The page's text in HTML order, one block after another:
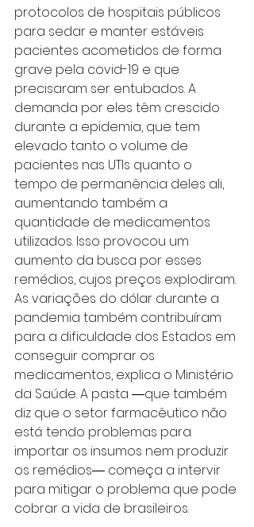
protocolos de hospitais públicos
para sedar e manter estáveis
pacientes acometidos de forma
grave pela covid-19 e que
precisaram ser entubados. A
demanda por eles têm crescido
durante a epidemia, que tem
elevado tanto o volume de
pacientes nas UTIs quanto o
tempo de permanência deles ali,
aumentando também a
quantidade de medicamentos
utilizados. Isso provocou um
aumento da busca por esses
remédios, cujos preços explodiram.
As variações do dólar durante a
pandemia também contribuíram
para a dificuldade dos Estados em
conseguir comprar os
medicamentos, explica o Ministério
da Saúde. A pasta ―que também
diz que o setor farmacêutico não
está tendo problemas para
importar os insumos nem produzir
os remédios― começa a intervir
para mitigar o problema que pode
cobrar a vida de brasileiros.